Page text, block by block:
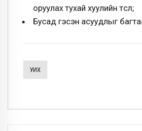
оруулах тухай хуулийн төсөл;
Бусад гэсэн асуудлыг
УИХ